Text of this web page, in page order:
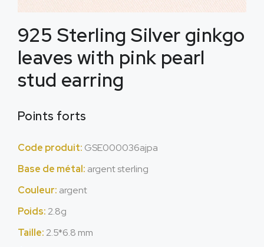
925 Sterling Silver ginkgo
leaves with pink pearl
stud earring
Points forts
Code produit: GSE000036ajpa
Base de métal: argent sterling
Couleur: argent
Poids: 2.8g
Taille: 2.5*6.8 mm